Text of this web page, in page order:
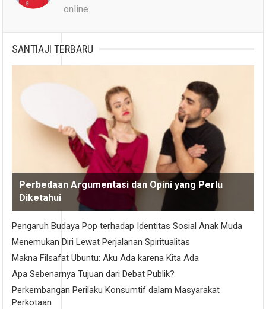
online
SANTIAJI TERBARU
Perbedaan Argumentasi dan Opini yang Perlu
Diketahui
Pengaruh Budaya Pop terhadap Identitas Sosial Anak Muda
Menemukan Diri Lewat Perjalanan Spiritualitas
Makna Filsafat Ubuntu: Aku Ada karena Kita Ada
Apa Sebenarnya Tujuan dari Debat Publik?
Perkembangan Perilaku Konsumtif dalam Masyarakat
Perkotaan